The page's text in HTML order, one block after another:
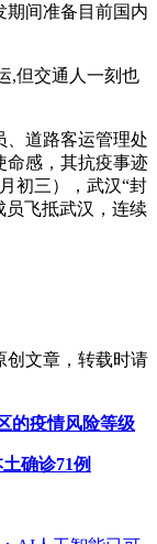
期间准备目前国内
,但交通人一刻也
、道路客运管理处
命感，其抗疫事迹
初三），武汉“封
员飞抵武汉，连续
创文章，转载时请
的疫情风险等级
确诊71例